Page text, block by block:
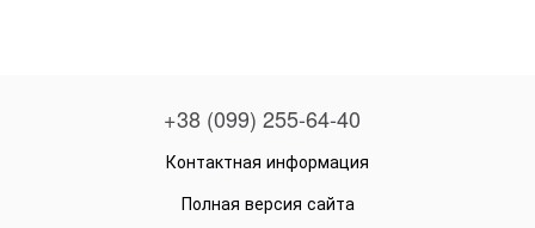
+38 (099) 255-64-40
Контактная информация
Полная версия сайта